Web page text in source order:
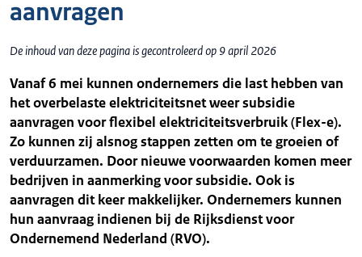
aanvragen
De inhoud van deze pagina is gecontroleerd op 9 april 2026
Vanaf 6 mei kunnen ondernemers die last hebben van
het overbelaste elektriciteitsnet weer subsidie
aanvragen voor flexibel elektriciteitsverbruik (Flex-e).
Zo kunnen zij alsnog stappen zetten om te groeien of
verduurzamen. Door nieuwe voorwaarden komen meer
bedrijven in aanmerking voor subsidie. Ook is
aanvragen dit keer makkelijker. Ondernemers kunnen
hun aanvraag indienen bij de Rijksdienst voor
Ondernemend Nederland (RVO).